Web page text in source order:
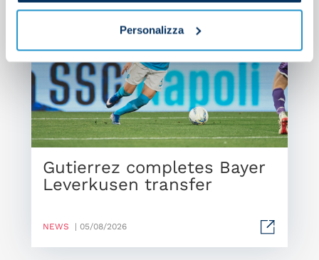
Personalizza
Gutierrez completes Bayer
Leverkusen transfer
NEWS | 05/08/2026